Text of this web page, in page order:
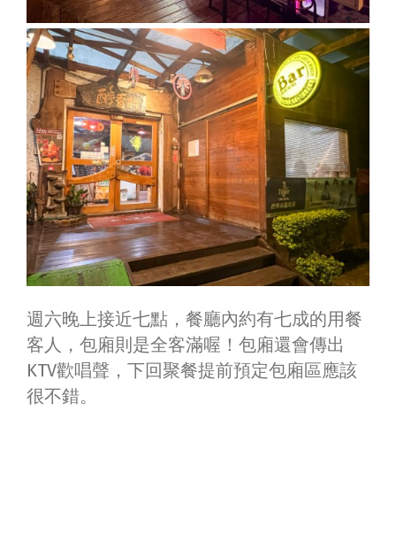
週六晚上接近七點，餐廳內約有七成的用餐
客人，包廂則是全客滿喔！包廂還會傳出
KTV歡唱聲，下回聚餐提前預定包廂區應該
很不錯。